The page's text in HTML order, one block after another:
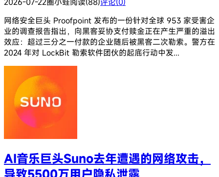
网络安全巨头 Proofpoint 发布的一份针对全球 953 家受害企
业的调查报告指出，向黑客妥协支付赎金正在产生严重的溢出
效应：超过三分之一付款的企业随后被黑客二次勒索。警方在
2024 年对 LockBit 勒索软件团伙的起底行动中发...
AI音乐巨头Suno去年遭遇的网络攻击，